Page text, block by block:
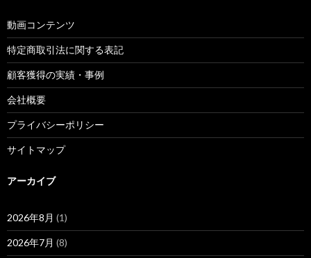
動画コンテンツ
特定商取引法に関する表記
顧客獲得の実績・事例
会社概要
プライバシーポリシー
サイトマップ
アーカイブ
2026年8月 (1)
2026年7月 (8)